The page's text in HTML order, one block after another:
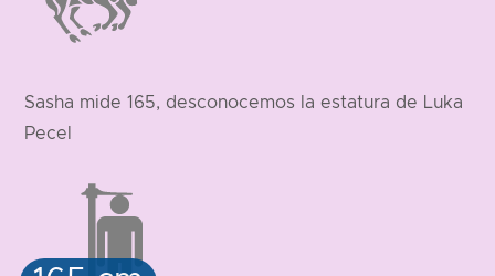
Sasha mide 165, desconocemos la estatura de Luka
Pecel